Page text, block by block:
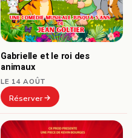
Gabrielle et le roi des
animaux
LE 14 AOÛT
Réserver